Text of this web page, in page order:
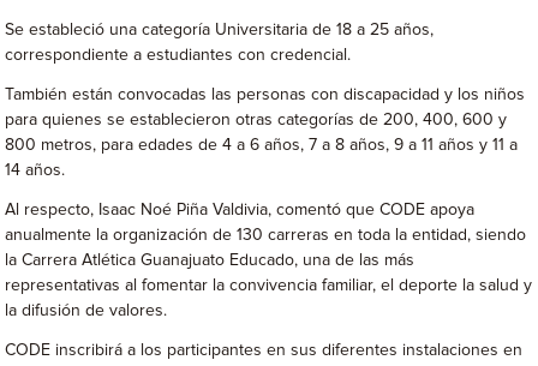
Se estableció una categoría Universitaria de 18 a 25 años,
correspondiente a estudiantes con credencial.
También están convocadas las personas con discapacidad y los niños
para quienes se establecieron otras categorías de 200, 400, 600 y
800 metros, para edades de 4 a 6 años, 7 a 8 años, 9 a 11 años y 11 a
14 años.
Al respecto, Isaac Noé Piña Valdivia, comentó que CODE apoya
anualmente la organización de 130 carreras en toda la entidad, siendo
la Carrera Atlética Guanajuato Educado, una de las más
representativas al fomentar la convivencia familiar, el deporte la salud y
la difusión de valores.
CODE inscribirá a los participantes en sus diferentes instalaciones en